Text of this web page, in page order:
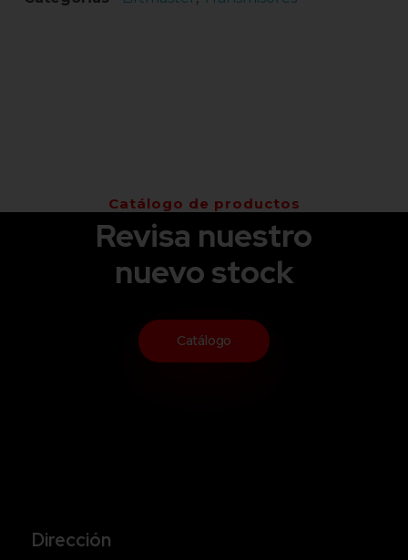
Catálogo de productos
Revisa nuestro
nuevo stock
Catálogo
Dirección